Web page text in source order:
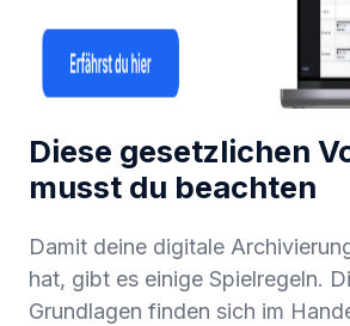
Diese gesetzlichen
musst du beachten
Damit deine digitale
hat, gibt es einige Spielregeln.
Grundlagen finden sich im